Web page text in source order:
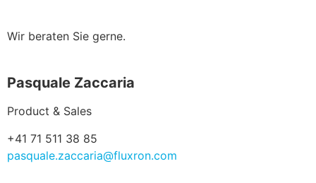
Wir beraten Sie gerne.
Pasquale Zaccaria
Product & Sales
+41 71 511 38 85
pasquale.zaccaria@fluxron.com